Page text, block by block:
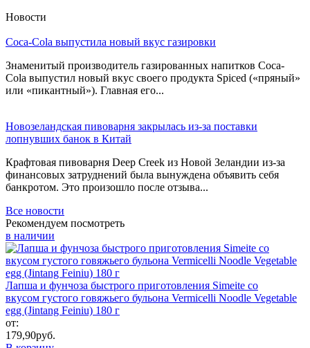
Новости
Coca-Cola выпустила новый вкус газировки
Знаменитый производитель газированных напитков Coca-
Cola выпустил новый вкус своего продукта Spiced («пряный»
или «пикантный»). Главная его...
Новозеландская пивоварня закрылась из-за поставки
лопнувших банок в Китай
Крафтовая пивоварня Deep Creek из Новой Зеландии из-за
финансовых затруднений была вынуждена объявить себя
банкротом. Это произошло после отзыва...
Все новости
Рекомендуем посмотреть
в наличии
Лапша и фунчоза быстрого приготовления Simeite со
вкусом густого говяжьего бульона Vermicelli Noodle Vegetable
egg (Jintang Feiniu) 180 г
от:
179,90руб.